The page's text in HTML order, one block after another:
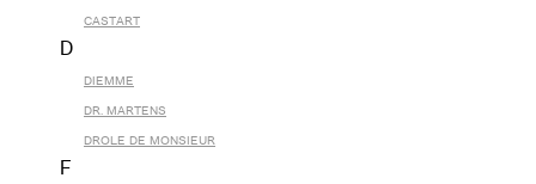
CASTART
D
DIEMME
DR. MARTENS
DROLE DE MONSIEUR
F